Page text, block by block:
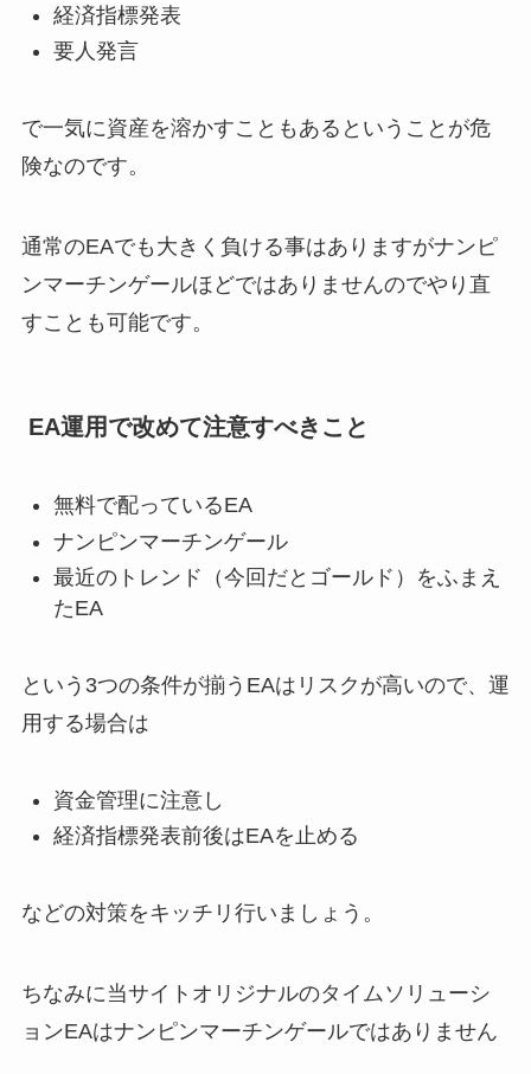
経済指標発表
要人発言
で一気に資産を溶かすこともあるということが危
険なのです。
通常のEAでも大きく負ける事はありますがナンピ
ンマーチンゲールほどではありませんのでやり直
すことも可能です。
EA運用で改めて注意すべきこと
無料で配っているEA
ナンピンマーチンゲール
最近のトレンド（今回だとゴールド）をふまえ
たEA
という3つの条件が揃うEAはリスクが高いので、運
用する場合は
資金管理に注意し
経済指標発表前後はEAを止める
などの対策をキッチリ行いましょう。
ちなみに当サイトオリジナルのタイムソリューシ
ョンEAはナンピンマーチンゲールではありません